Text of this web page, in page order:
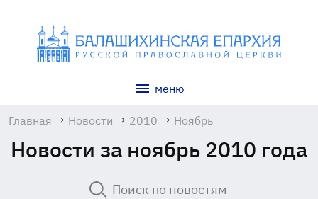
меню
Главная → Новости → 2010 → Ноябрь
Новости за ноябрь 2010 года